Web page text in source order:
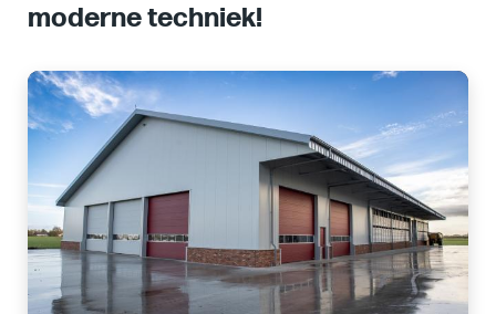
moderne techniek!
Images
of